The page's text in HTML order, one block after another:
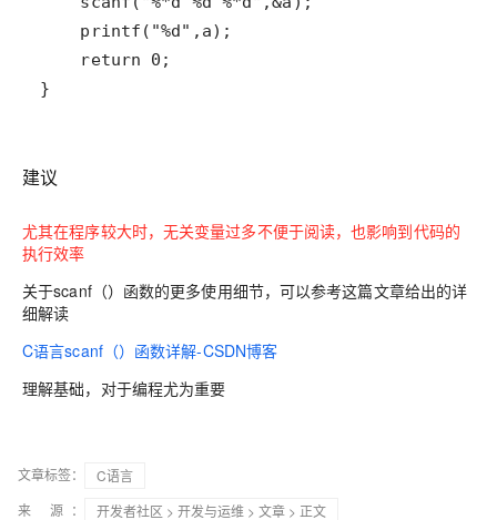
}
建议
尤其在程序较大时，无关变量过多不便于阅读，也影响到代码的
执行效率
关于scanf（）函数的更多使用细节，可以参考这篇文章给出的详
细解读
C语言scanf（）函数详解-CSDN博客
理解基础，对于编程尤为重要
文章标签：
C语言
来 源：
开发者社区 > 开发与运维 > 文章 > 正文